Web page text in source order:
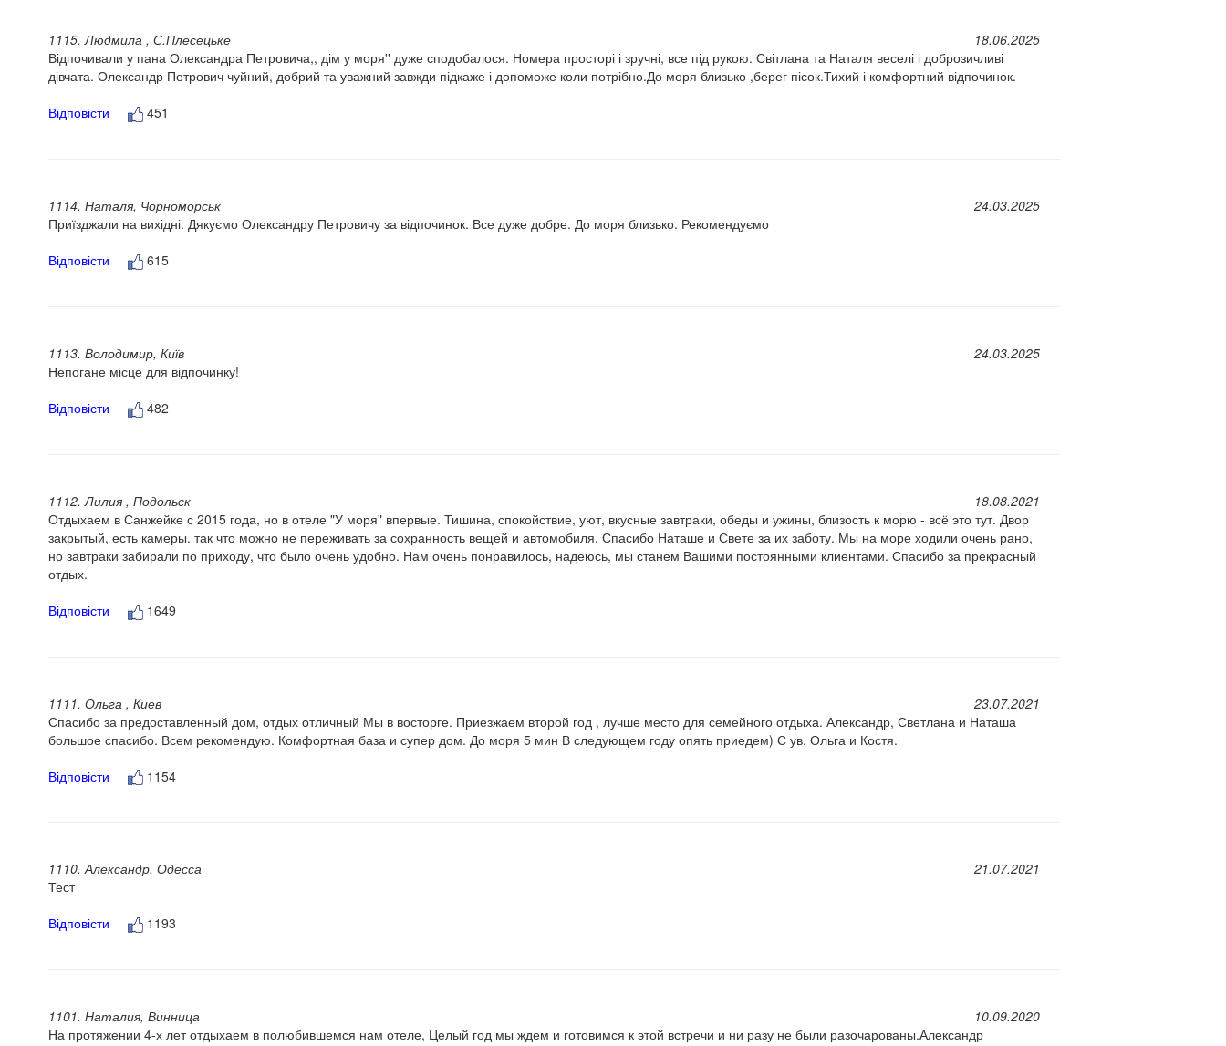
1115. Людмила , С.Плесецьке
18.06.2025
Відпочивали у пана Олександра Петровича,, дім у моря'' дуже сподобалося. Номера просторі і зручні, все під рукою. Світлана та Наталя веселі і доброзичливі
дівчата. Олександр Петрович чуйний, добрий та уважний завжди підкаже і допоможе коли потрібно.До моря близько ,берег пісок.Тихий і комфортний відпочинок.
Відповісти
451
1114. Наталя, Чорноморськ
24.03.2025
Приїзджали на вихідні. Дякуємо Олександру Петровичу за відпочинок. Все дуже добре. До моря близько. Рекомендуємо
Відповісти
615
1113. Володимир, Київ
24.03.2025
Непогане місце для відпочинку!
Відповісти
482
1112. Лилия , Подольск
18.08.2021
Отдыхаем в Санжейке с 2015 года, но в отеле "У моря" впервые. Тишина, спокойствие, уют, вкусные завтраки, обеды и ужины, близость к морю - всё это тут. Двор
закрытый, есть камеры. так что можно не переживать за сохранность вещей и автомобиля. Спасибо Наташе и Свете за их заботу. Мы на море ходили очень рано,
но завтраки забирали по приходу, что было очень удобно. Нам очень понравилось, надеюсь, мы станем Вашими постоянными клиентами. Спасибо за прекрасный
отдых.
Відповісти
1649
1111. Ольга , Киев
23.07.2021
Спасибо за предоставленный дом, отдых отличный Мы в восторге. Приезжаем второй год , лучше место для семейного отдыха. Александр, Светлана и Наташа
большое спасибо. Всем рекомендую. Комфортная база и супер дом. До моря 5 мин В следующем году опять приедем) С ув. Ольга и Костя.
Відповісти
1154
1110. Александр, Одесса
21.07.2021
Тест
Відповісти
1193
1101. Наталия, Винница
10.09.2020
На протяжении 4-х лет отдыхаем в полюбившемся нам отеле, Целый год мы ждем и готовимся к этой встречи и ни разу не были разочарованы.Александр